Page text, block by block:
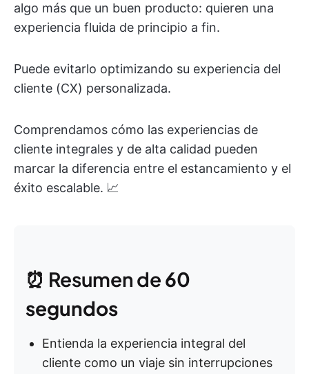
algo más que un buen producto: quieren una
experiencia fluida de principio a fin.
Puede evitarlo optimizando su experiencia del
cliente (CX) personalizada.
Comprendamos cómo las experiencias de
cliente integrales y de alta calidad pueden
marcar la diferencia entre el estancamiento y el
éxito escalable. 📈
⏰ Resumen de 60
segundos
Entienda la experiencia integral del
cliente como un viaje sin interrupciones